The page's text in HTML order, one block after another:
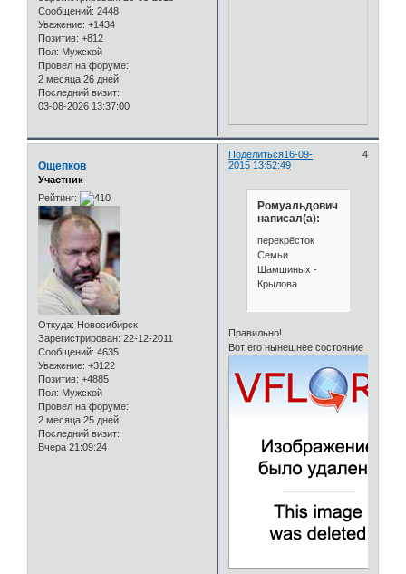
Сообщений: 2448
Уважение: +1434
Позитив: +812
Пол: Мужской
Провел на форуме:
2 месяца 26 дней
Последний визит:
03-08-2026 13:37:00
Поделиться 4
16-09-
2015 13:52:49
Ощепков
Участник
Рейтинг:
Откуда: Новосибирск
Зарегистрирован: 22-12-2011
Сообщений: 4635
Уважение: +3122
Позитив: +4885
Пол: Мужской
Провел на форуме:
2 месяца 25 дней
Последний визит:
Вчера 21:09:24
Ромуальдович
написал(а):
перекрёсток
Семьи
Шамшиных -
Крылова
Правильно!
Вот его нынешнее состояние